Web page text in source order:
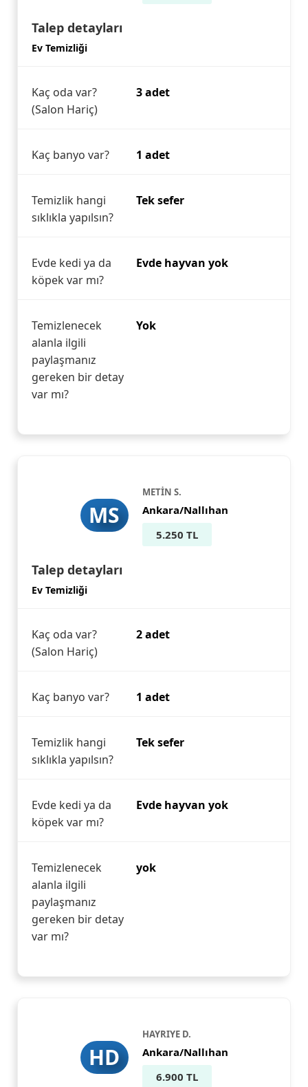
Talep detayları
Ev Temizliği
Kaç oda var?
(Salon Hariç)
3 adet
Kaç banyo var? 1 adet
Temizlik hangi
sıklıkla yapılsın?
Tek sefer
Evde kedi ya da
köpek var mı?
Evde hayvan yok
Temizlenecek
alanla ilgili
paylaşmanız
gereken bir detay
var mı?
Yok
MS
METİN S.
Ankara/Nallıhan
5.250 TL
Talep detayları
Ev Temizliği
Kaç oda var?
(Salon Hariç)
2 adet
Kaç banyo var? 1 adet
Temizlik hangi
sıklıkla yapılsın?
Tek sefer
Evde kedi ya da
köpek var mı?
Evde hayvan yok
Temizlenecek
alanla ilgili
paylaşmanız
gereken bir detay
var mı?
yok
HD
HAYRIYE D.
Ankara/Nallıhan
6.900 TL